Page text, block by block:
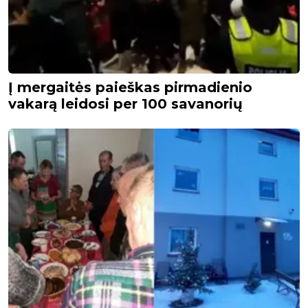
Į mergaitės paieškas pirmadienio
vakarą leidosi per 100 savanorių